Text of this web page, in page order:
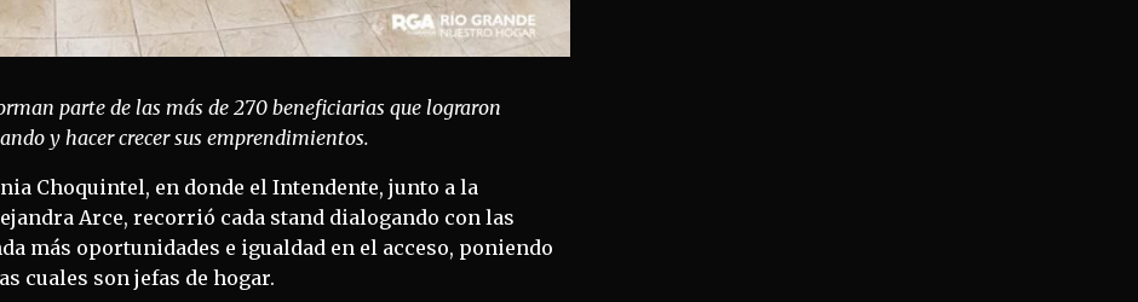
parte de las más de 270 beneficiarias que lograron
y hacer crecer sus emprendimientos.
Choquintel, en donde el Intendente, junto a la
Arce, recorrió cada stand dialogando con las
más oportunidades e igualdad en el acceso, poniendo
cuales son jefas de hogar.